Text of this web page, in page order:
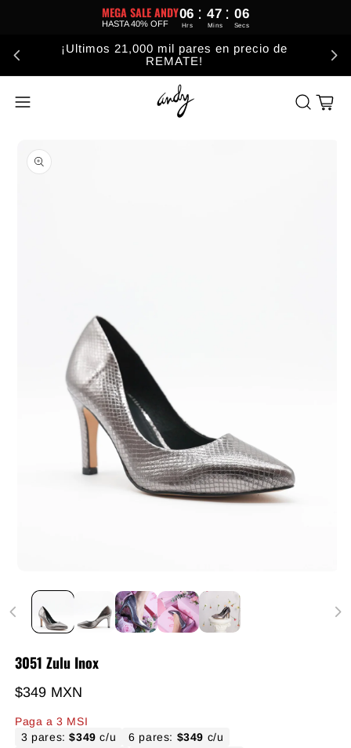
MEGA SALE ANDY
HASTA 40% OFF
06 : 47 : 06
Hrs Mins Secs
¡Ultimos 21,000 mil pares en precio de
REMATE!
Carrito
3051 Zulu Inox
Precio habitual
$349 MXN
Paga a 3 MSI
3 pares:$349 c/u 6 pares: $349 c/u